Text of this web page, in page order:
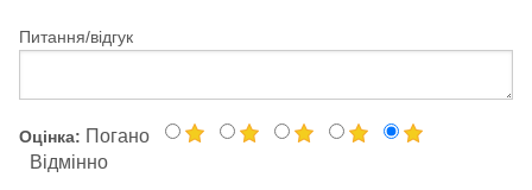
Питання/відгук
Оцінка: Погано
Відмінно